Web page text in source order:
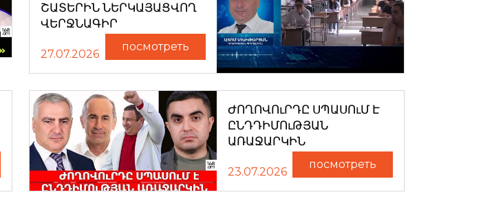
ՇԱՏԵՐԻՆ ՆԵՐԿԱՅԱՑՎՈՂ
ՎԵՐՋՆԱԳԻՐ
27.07.2026
посмотреть
ԺՈՂՈՎՈւՐԴԸ ՍՊԱՍՈւՄ Է
ԸՆԴԴԻՄՈւԹՅԱՆ
ԱՌԱՋԱՐԿԻՆ
23.07.2026
посмотреть